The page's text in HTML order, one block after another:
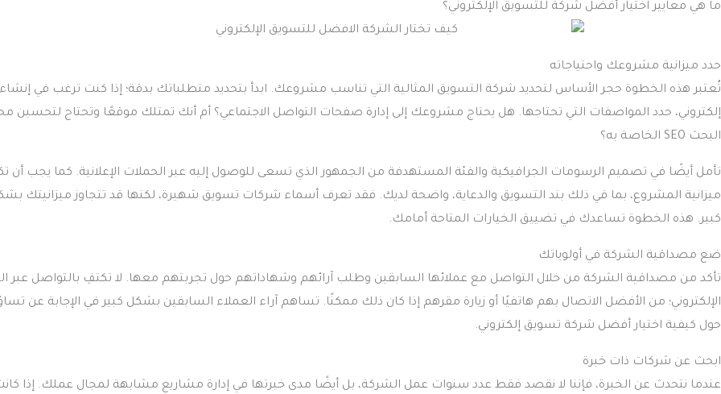
ما هي معايير اختيار أفضل شركة للتسويق الإلكتروني؟
حدد ميزانية مشروعك واحتياجاته
تُعتبر هذه الخطوة حجر الأساس لتحديد شركة التسويق المثالية التي تناسب مشروعك. ابدأ بتحديد متطلباتك بدقة؛ إذا كنت ترغب في
إلكتروني، حدد المواصفات التي تحتاجها. هل يحتاج مشروعك إلى إدارة صفحات التواصل الاجتماعي؟ أم أنك تمتلك موقعًا وتحتاج لتحسين
البحث SEO الخاصة به؟
تأمل أيضًا في تصميم الرسومات الجرافيكية والفئة المستهدفة من الجمهور الذي تسعى للوصول إليه عبر الحملات الإعلانية. كما يجب أن
ميزانية المشروع، بما في ذلك بند التسويق والدعاية، واضحة لديك. فقد تعرف أسماء شركات تسويق شهيرة، لكنها قد تتجاوز ميزانيتك
كبير. هذه الخطوة تساعدك في تضييق الخيارات المتاحة أمامك.
ضع مصداقية الشركة في أولوياتك
تأكد من مصداقية الشركة من خلال التواصل مع عملائها السابقين وطلب آرائهم وشهاداتهم حول تجربتهم معها. لا تكتفِ بالتواصل عبر
الإلكتروني؛ من الأفضل الاتصال بهم هاتفيًا أو زيارة مقرهم إذا كان ذلك ممكنًا. تساهم آراء العملاء السابقين بشكل كبير في الإجابة عن
حول كيفية اختيار أفضل شركة تسويق إلكتروني.
ابحث عن شركات ذات خبرة
عندما نتحدث عن الخبرة، فإننا لا نقصد فقط عدد سنوات عمل الشركة، بل أيضًا مدى خبرتها في إدارة مشاريع مشابهة لمجال عملك. إذا